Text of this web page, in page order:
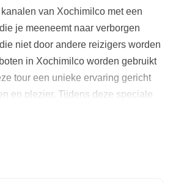
van Xochimilco met een
je meeneemt naar verborgen
niet door andere reizigers worden
in Xochimilco worden gebruikt
tour een unieke ervaring gericht
en plezier. Tijdens deze speciale
op een traditionele